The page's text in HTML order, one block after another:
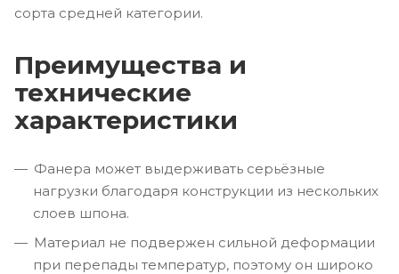
сорта средней категории.
Преимущества и
технические
характеристики
Фанера может выдерживать серьёзные
нагрузки благодаря конструкции из нескольких
слоев шпона.
Материал не подвержен сильной деформации
при перепады температур, поэтому он широко